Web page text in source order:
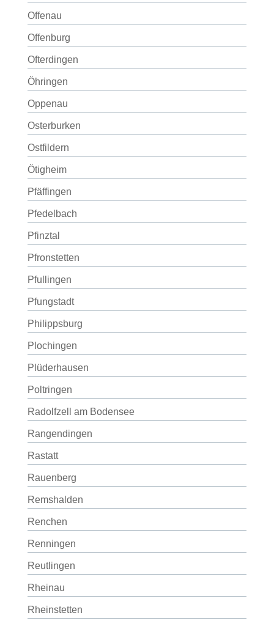
Offenau
Offenburg
Ofterdingen
Öhringen
Oppenau
Osterburken
Ostfildern
Ötigheim
Pfäffingen
Pfedelbach
Pfinztal
Pfronstetten
Pfullingen
Pfungstadt
Philippsburg
Plochingen
Plüderhausen
Poltringen
Radolfzell am Bodensee
Rangendingen
Rastatt
Rauenberg
Remshalden
Renchen
Renningen
Reutlingen
Rheinau
Rheinstetten